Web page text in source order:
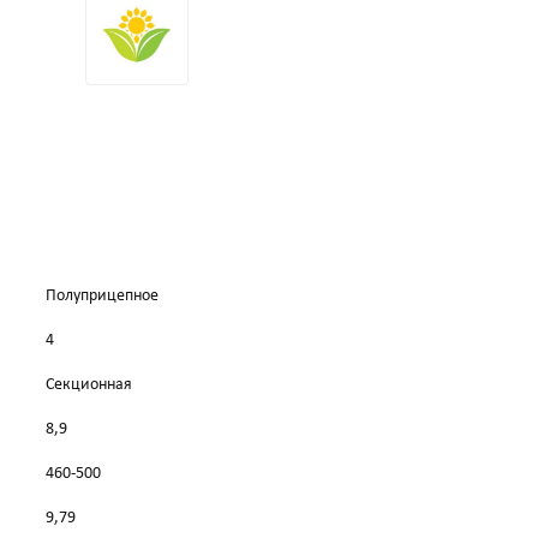
Полуприцепное
4
Секционная
8,9
460-500
9,79